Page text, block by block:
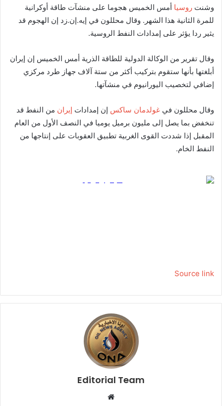
وشنت روسيا أمس الخميس هجوما على منشآت طاقة أوكرانية
للمرة الثانية هذا الشهر. وقال محللون في إيه.إن.زد إن الهجوم قد
يثير ردا يؤثر على إمدادات النفط الروسية.
وقال تقرير من الوكالة الدولية للطاقة الذرية أمس الخميس إن إيران
أبلغتها بأنها ستقوم بتركيب أكثر من ستة آلاف جهاز طرد مركزي
إضافي لتخصيب اليورانيوم في منشآتها.
وقال محللون في غولدمان ساكس إن إمدادات إيران من النفط قد
تنخفض بما يصل إلى مليون برميل يوميا في النصف الأول من العام
المقبل إذا شددت القوى الغربية تطبيق العقوبات على إنتاجها من
النفط الخام.
Source link
Editorial Team